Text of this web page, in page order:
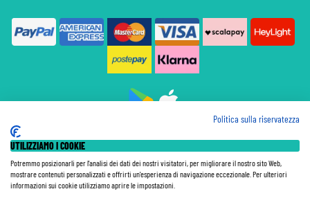
Assicurazione
Le Tariffe pubblicate si intendono per persona (p.p.) con Tasse e Diritti Portuali inclusi. Le quote di
Politica sulla riservatezza
UTILIZZIAMO I COOKIE
Potremmo posizionarli per l'analisi dei dati dei nostri visitatori, per migliorare il nostro sito Web,
mostrare contenuti personalizzati e offrirti un'esperienza di navigazione eccezionale. Per ulteriori
informazioni sui cookie utilizziamo aprire le impostazioni.